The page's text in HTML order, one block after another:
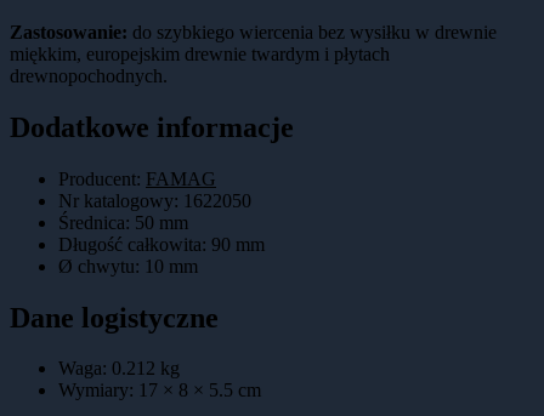
Zastosowanie: do szybkiego wiercenia bez wysiłku w drewnie
miękkim, europejskim drewnie twardym i płytach
drewnopochodnych.
Dodatkowe informacje
Producent: FAMAG
Nr katalogowy: 1622050
Średnica: 50 mm
Długość całkowita: 90 mm
Ø chwytu: 10 mm
Dane logistyczne
Waga: 0.212 kg
Wymiary: 17 × 8 × 5.5 cm